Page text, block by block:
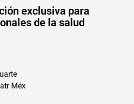
exclusiva para
de la salud
Méx